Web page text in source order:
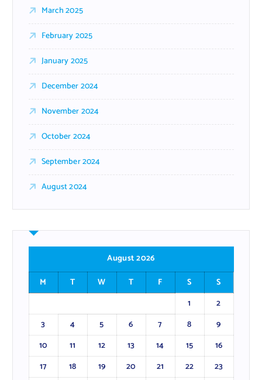
March 2025
February 2025
January 2025
December 2024
November 2024
October 2024
September 2024
August 2024
August 2026
M
T W T F S
S
1
2
3
4 5 6 7 8
9
10
11 12 13 14 15
16
17
18 19 20 21 22
23